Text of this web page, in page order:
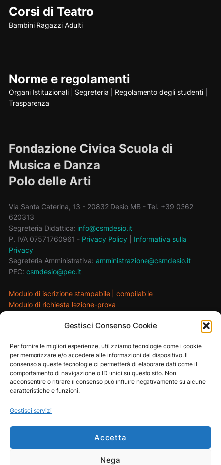
Gestisci Consenso Cookie
Per fornire le migliori esperienze, utilizziamo tecnologie come i cookie
per memorizzare e/o accedere alle informazioni del dispositivo. Il
consenso a queste tecnologie ci permetterà di elaborare dati come il
comportamento di navigazione o ID unici su questo sito. Non
acconsentire o ritirare il consenso può influire negativamente su alcune
caratteristiche e funzioni.
Gestisci servizi
Accetta
Nega
Corsi di Teatro
Bambini Ragazzi Adulti
Norme e regolamenti
Organi Istituzionali| Segreteria Regolamento degli studenti|
Trasparenza
Fondazione Civica Scuola di
Musica e Danza
Polo delle Arti
Via Santa Caterina, 13 - 20832 Desio MB - Tel. +39 0362
620313
Segreteria Didattica: info@csmdesio.it
P. IVA 07571760961 - Privacy Policy
Informativa sulla
Privacy
Segreteria Amministrativa: amministrazione@csmdesio.it
PEC: csmdesio@pec.it
Modulo di iscrizione stampabile
compilabile
Modulo di richiesta lezione-prova